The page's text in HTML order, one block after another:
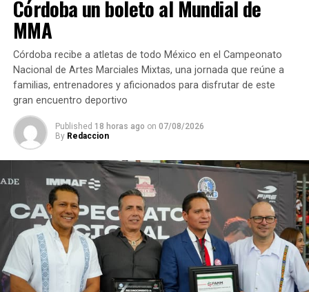
Busca filarmónica colaborar con Ayuntamiento
ANTES
Lanza Cruz Roja convocatoria para TUM
Córdoba un boleto al Mundial de
MMA
Córdoba recibe a atletas de todo México en el Campeonato
Nacional de Artes Marciales Mixtas, una jornada que reúne a
familias, entrenadores y aficionados para disfrutar de este
gran encuentro deportivo
Published 18 horas ago on 07/08/2026
By Redaccion